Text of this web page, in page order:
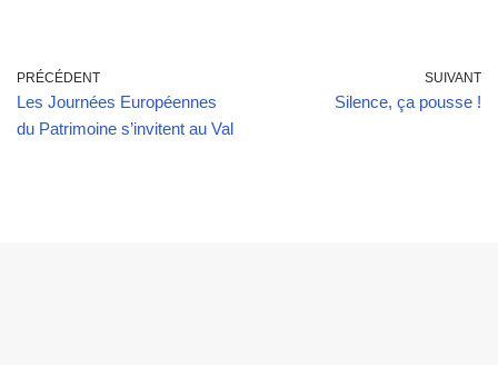
PRÉCÉDENT
Les Journées Européennes
du Patrimoine s’invitent au Val
SUIVANT
Silence, ça pousse !